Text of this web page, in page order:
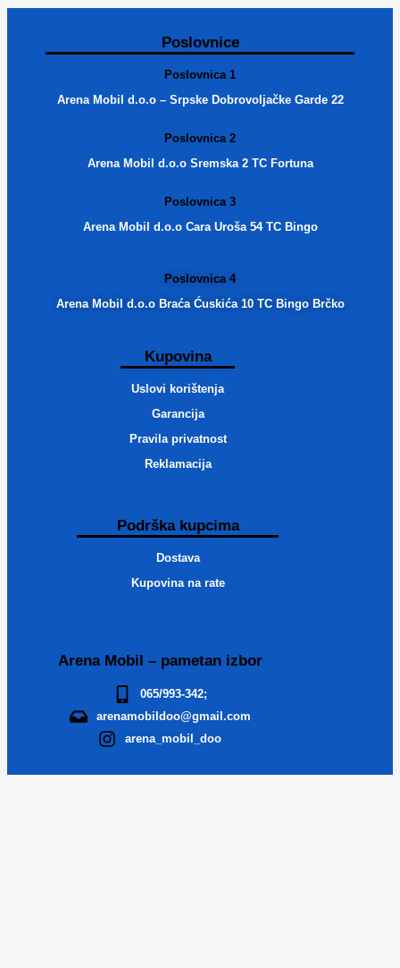
Poslovnice
Poslovnica 1
Arena Mobil d.o.o – Srpske Dobrovoljačke Garde 22
Poslovnica 2
Arena Mobil d.o.o Sremska 2 TC Fortuna
Poslovnica 3
Arena Mobil d.o.o Cara Uroša 54 TC Bingo
Poslovnica 4
Arena Mobil d.o.o Braća Ćuskića 10 TC Bingo Brčko
Kupovina
Uslovi korištenja
Garancija
Pravila privatnost
Reklamacija
Podrška kupcima
Dostava
Kupovina na rate
Arena Mobil – pametan izbor
065/993-342;
arenamobildoo@gmail.com
arena_mobil_doo